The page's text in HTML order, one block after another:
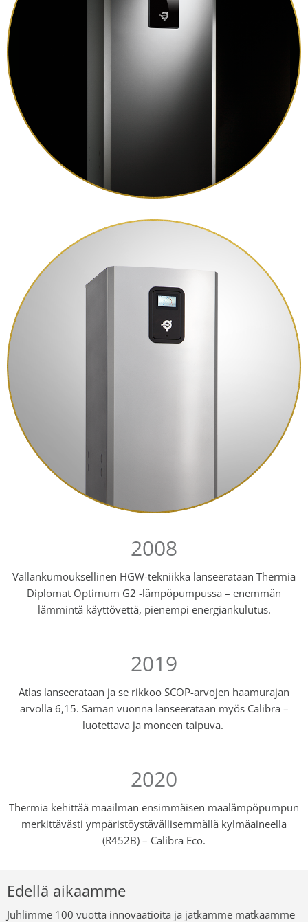
2008
Vallankumouksellinen HGW-tekniikka lanseerataan Thermia
Diplomat Optimum G2 -lämpöpumpussa – enemmän
lämmintä käyttövettä, pienempi energiankulutus.
2019
Atlas lanseerataan ja se rikkoo SCOP-arvojen haamurajan
arvolla 6,15. Saman vuonna lanseerataan myös Calibra –
luotettava ja moneen taipuva.
2020
Thermia kehittää maailman ensimmäisen maalämpöpumpun
merkittävästi ympäristöystävällisemmällä kylmäaineella
(R452B) – Calibra Eco.
Edellä aikaamme
Juhlimme 100 vuotta innovaatioita ja jatkamme matkaamme